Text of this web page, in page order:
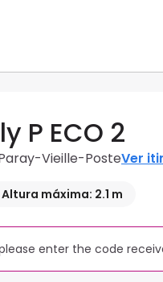
P ECO 2
Vieille-PosteVer
Altura máxima: 2.1 m
enter the code